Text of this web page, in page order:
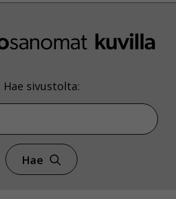
Hae sivustolta:
Hae